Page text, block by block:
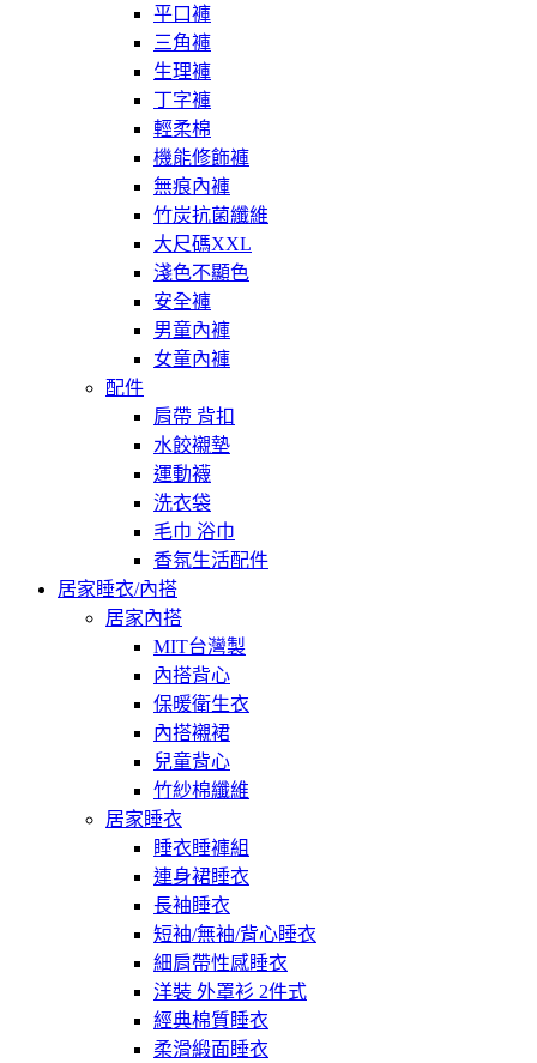
平口褲
三角褲
生理褲
丁字褲
輕柔棉
機能修飾褲
無痕內褲
竹炭抗菌纖維
大尺碼XXL
淺色不顯色
安全褲
男童內褲
女童內褲
配件
肩帶 背扣
水餃襯墊
運動襪
洗衣袋
毛巾 浴巾
香氛生活配件
居家睡衣/內搭
居家內搭
MIT台灣製
內搭背心
保暖衛生衣
內搭襯裙
兒童背心
竹紗棉纖維
居家睡衣
睡衣睡褲組
連身裙睡衣
長袖睡衣
短袖/無袖/背心睡衣
細肩帶性感睡衣
洋裝 外罩衫 2件式
經典棉質睡衣
柔滑緞面睡衣